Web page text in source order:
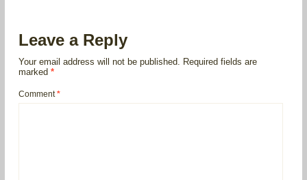
Leave a Reply
Your email address will not be published. Required fields are
marked*
Comment*